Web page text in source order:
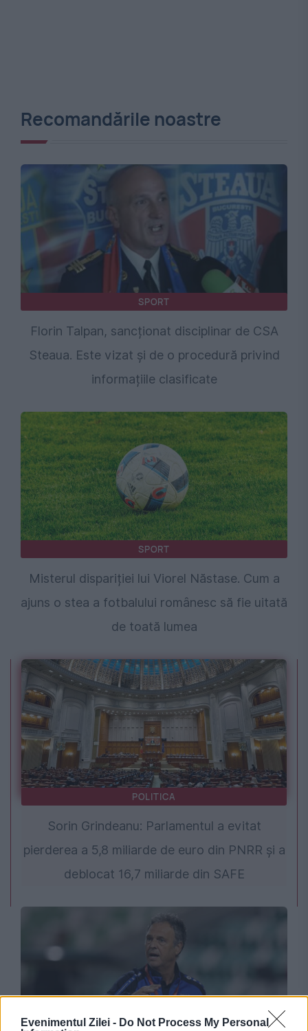
Evenimentul Zilei - Do Not Process My Personal
Recomandările noastre
SPORT
Florin Talpan, sancționat disciplinar de CSA
Steaua. Este vizat și de o procedură privind
informațiile clasificate
SPORT
Misterul dispariției lui Viorel Năstase. Cum a
ajuns o stea a fotbalului românesc să fie uitată
de toată lumea
POLITICA
Sorin Grindeanu: Parlamentul a evitat
pierderea a 5,8 miliarde de euro din PNRR și a
deblocat 16,7 miliarde din SAFE